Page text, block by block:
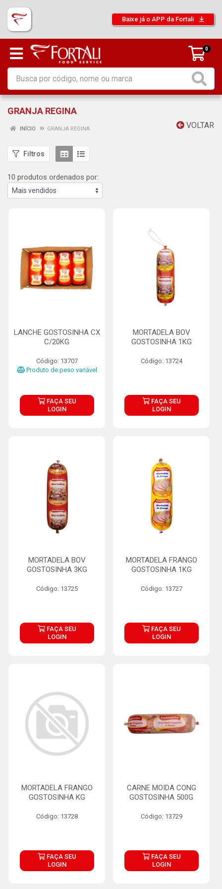
Baixe já o APP da Fortali
0
GRANJA REGINA
VOLTAR
INÍCIO GRANJA REGINA
Filtros
10 produtos ordenados por:
LANCHE GOSTOSINHA CX
C/20KG
Código: 13707
Produto de peso variável
FAÇA SEU
LOGIN
MORTADELA BOV
GOSTOSINHA 1KG
Código: 13724
FAÇA SEU
LOGIN
MORTADELA BOV
GOSTOSINHA 3KG
Código: 13725
FAÇA SEU
LOGIN
MORTADELA FRANGO
GOSTOSINHA 1KG
Código: 13727
FAÇA SEU
LOGIN
MORTADELA FRANGO
GOSTOSINHA KG
Código: 13728
FAÇA SEU
LOGIN
CARNE MOIDA CONG
GOSTOSINHA 500G
Código: 13729
FAÇA SEU
LOGIN